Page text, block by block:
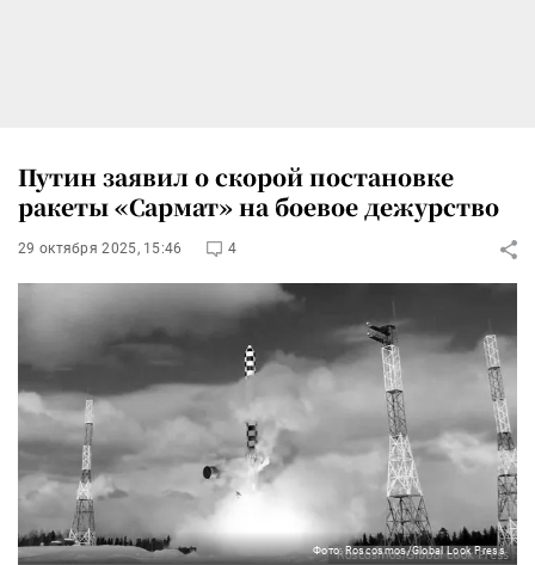
Путин заявил о скорой постановке
ракеты «Сармат» на боевое дежурство
29 октября 2025, 15:46 4
Фото: Roscosmos/Global Look Press